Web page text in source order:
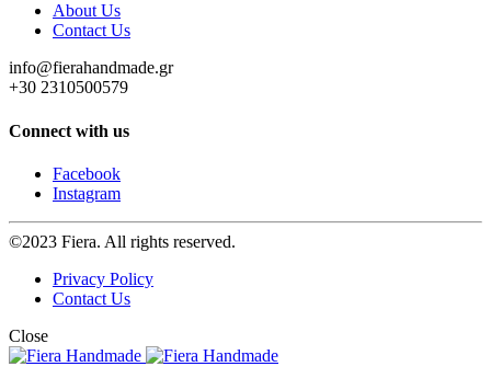
About Us
Contact Us
info@fierahandmade.gr
+30 2310500579
Connect with us
Facebook
Instagram
©2023 Fiera. All rights reserved.
Privacy Policy
Contact Us
Close